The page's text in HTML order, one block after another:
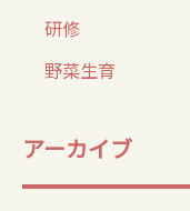
研修
野菜生育
アーカイブ